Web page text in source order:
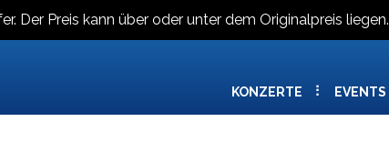
Der Preis kann über oder unter dem Originalpreis liegen.
KONZERTE EVENTS